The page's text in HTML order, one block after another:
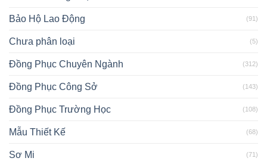
Bảo Hộ Lao Động (91)
Chưa phân loại (5)
Đồng Phục Chuyên Ngành (312)
Đồng Phục Công Sở (143)
Đồng Phục Trường Học (108)
Mẫu Thiết Kế (68)
Sơ Mi (71)